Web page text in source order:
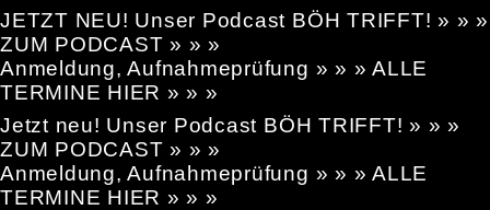
JETZT NEU! Unser Podcast BÖH TRIFFT! » » »
ZUM PODCAST » » »
Anmeldung, Aufnahmeprüfung » » » ALLE
TERMINE HIER » » »
Jetzt neu! Unser Podcast BÖH TRIFFT! » » »
ZUM PODCAST » » »
Anmeldung, Aufnahmeprüfung » » » ALLE
TERMINE HIER » » »